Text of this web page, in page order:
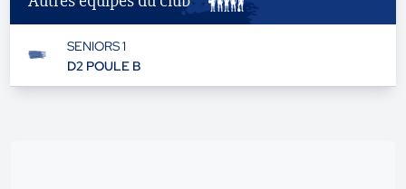
SENIORS 1
D2 POULE B